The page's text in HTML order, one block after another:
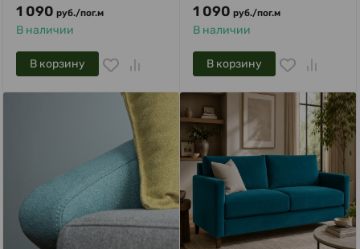
1 090 руб./пог.м
В наличии
В корзину
1 090 руб./пог.м
В наличии
В корзину